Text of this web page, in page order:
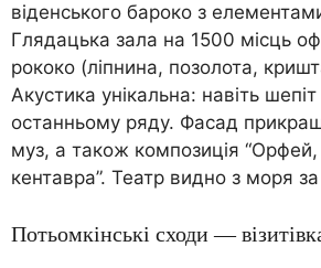
віденського бароко з
Глядацька зала на 1500 місць
рококо (ліпнина, позолота,
Акустика унікальна: навіть
останньому ряду. Фасад
муз, а також композиція
кентавра”. Театр видно з моря
Потьомкінські сходи —